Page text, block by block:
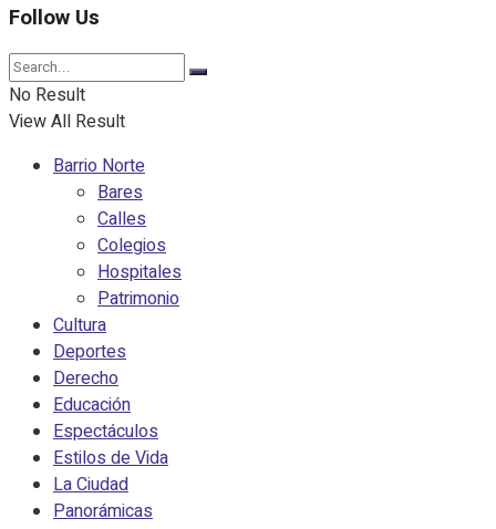
Follow Us
No Result
View All Result
Barrio Norte
Bares
Calles
Colegios
Hospitales
Patrimonio
Cultura
Deportes
Derecho
Educación
Espectáculos
Estilos de Vida
La Ciudad
Panorámicas